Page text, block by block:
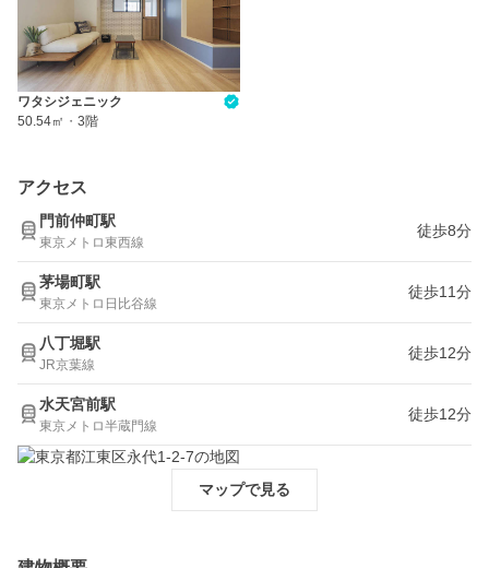
ワタシジェニック
50.54㎡ ・ 3階
アクセス
門前仲町駅
東京メトロ東西線
徒歩8分
茅場町駅
東京メトロ日比谷線
徒歩11分
八丁堀駅
JR京葉線
徒歩12分
水天宮前駅
東京メトロ半蔵門線
徒歩12分
マップで見る